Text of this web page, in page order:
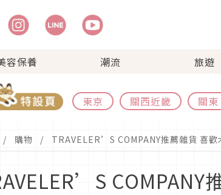
容保養 潮流 旅遊
東京 關西近畿 關東
購物 TRAVELER’S COMPANY推薦雜貨 喜歡
COMPANY